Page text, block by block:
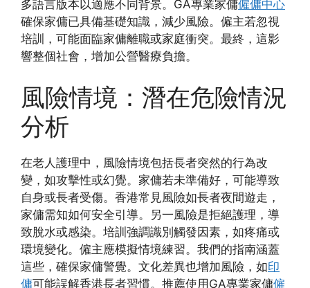
多語言版本以適應不同背景。GA專業家傭僱傭中心
確保家傭已具備基礎知識，減少風險。僱主若忽視
培訓，可能面臨家傭離職或家庭衝突。最終，這影
響整個社會，增加公營醫療負擔。
風險情境：潛在危險情況
分析
在老人護理中，風險情境包括長者突然的行為改
變，如攻擊性或幻覺。家傭若未準備好，可能導致
自身或長者受傷。香港常見風險如長者夜間遊走，
家傭需知如何安全引導。另一風險是拒絕護理，導
致脫水或感染。培訓強調識別觸發因素，如疼痛或
環境變化。僱主應模擬情境練習。我們的指南涵蓋
這些，確保家傭警覺。文化差異也增加風險，如印
傭可能誤解香港長者習慣。推薦使用GA專業家傭僱